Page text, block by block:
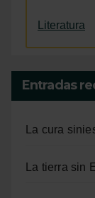
Literatura
Entradas
La cura
La tierra sin